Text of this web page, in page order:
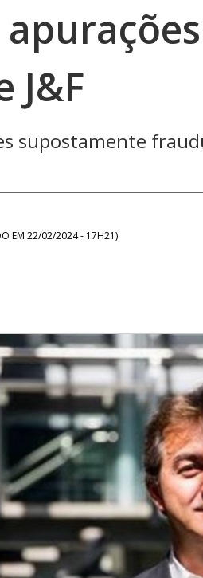
J&F
supostamente
EM 22/02/2024 - 17H21)